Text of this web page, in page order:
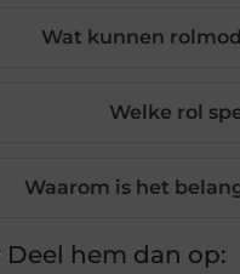
Wat kunnen
Welke rol
Waarom is het
Deel hem dan op: